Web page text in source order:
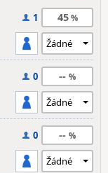
1 45
0 --
0 --